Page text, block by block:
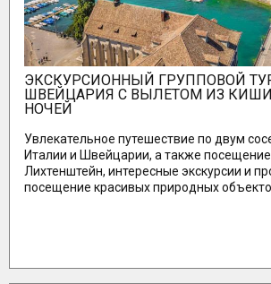
ЭКСКУРСИОННЫЙ ГРУППОВОЙ
ШВЕЙЦАРИЯ C ВЫЛЕТОМ ИЗ
НОЧЕЙ
Увлекательное путешествие по двум
Италии и Швейцарии, а также
Лихтенштейн, интересные экскурсии и
посещение красивых природных